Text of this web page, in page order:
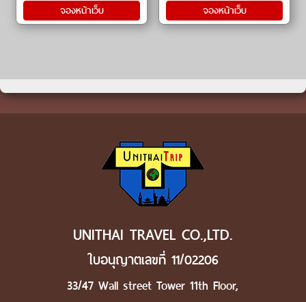
จองหน้าเว็บ
จองหน้าเว็บ
UNITHAI TRAVEL CO.,LTD.
ใบอนุญาตเลขที่ 11/02206
33/47 Wall street Tower 11th Floor,